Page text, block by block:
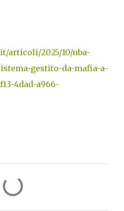
articoli/2025/10/nba-
gestito-da-mafia-a-
4dad-a966-